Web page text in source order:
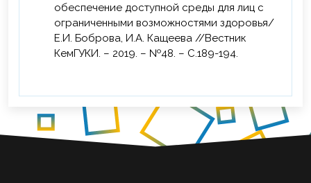
обеспечение доступной среды для лиц с
ограниченными возможностями здоровья/
Е.И. Боброва, И.А. Кащеева //Вестник
КемГУКИ. – 2019. – №48. – С.189-194.